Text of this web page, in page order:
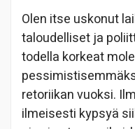
Olen itse uskonut
taloudelliset ja
todella korkeat
retoriikan vuoksi.
ilmeisesti kypsyä